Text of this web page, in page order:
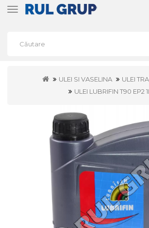
Toggle
ULEI SI VASELINA
ULEI
ULEI LUBRIFIN T90 EP2 1L